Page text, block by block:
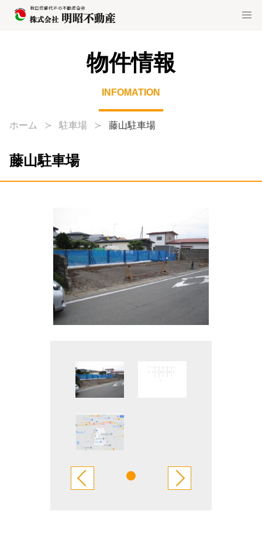
物件情報
INFOMATION
ホーム 駐車場 藤山駐車場
藤山駐車場